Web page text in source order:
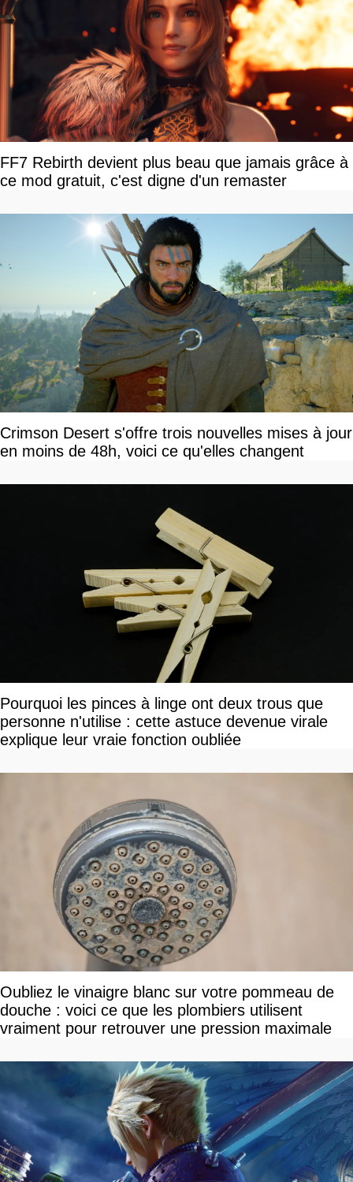
FF7 Rebirth devient plus beau que jamais grâce à
ce mod gratuit, c'est digne d'un remaster
Crimson Desert s'offre trois nouvelles mises à jour
en moins de 48h, voici ce qu'elles changent
Pourquoi les pinces à linge ont deux trous que
personne n'utilise : cette astuce devenue virale
explique leur vraie fonction oubliée
Oubliez le vinaigre blanc sur votre pommeau de
douche : voici ce que les plombiers utilisent
vraiment pour retrouver une pression maximale